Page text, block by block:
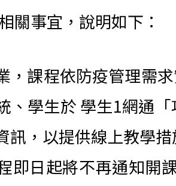
關事宜，說明如下：
，課程依防疫管理需
、學生於 學生1網通
訊，以提供線上教學措
即日起將不再通知開